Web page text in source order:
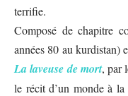
terrifie.
Composé de chapitre
années 80 au kurdistan)
La laveuse de mort, par
le récit d’un monde à